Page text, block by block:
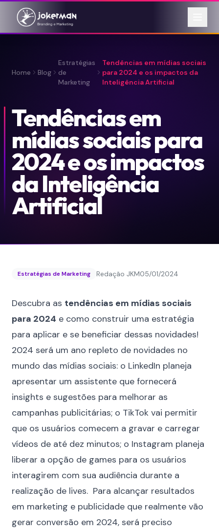
Home Blog
Estratégias
de
Marketing
Tendências em mídias sociais
para 2024 e os impactos da
Inteligência Artificial
Tendências em
mídias sociais para
2024 e os impactos
da Inteligência
Artificial
Estratégias de Marketing Redação JKM05/01/2024
Descubra as tendências em mídias sociais
para 2024 e como construir uma estratégia
para aplicar e se beneficiar dessas novidades!
2024 será um ano repleto de novidades no
mundo das mídias sociais: o LinkedIn planeja
apresentar um assistente que fornecerá
insights e sugestões para melhorar as
campanhas publicitárias; o TikTok vai permitir
que os usuários comecem a gravar e carregar
vídeos de até dez minutos; o Instagram planeja
liberar a opção de games para os usuários
interagirem com sua audiência durante a
realização de lives. Para alcançar resultados
em marketing e publicidade que realmente vão
gerar conversão em 2024, será preciso